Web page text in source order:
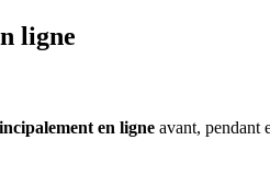
ligne
en ligne avant, pendant